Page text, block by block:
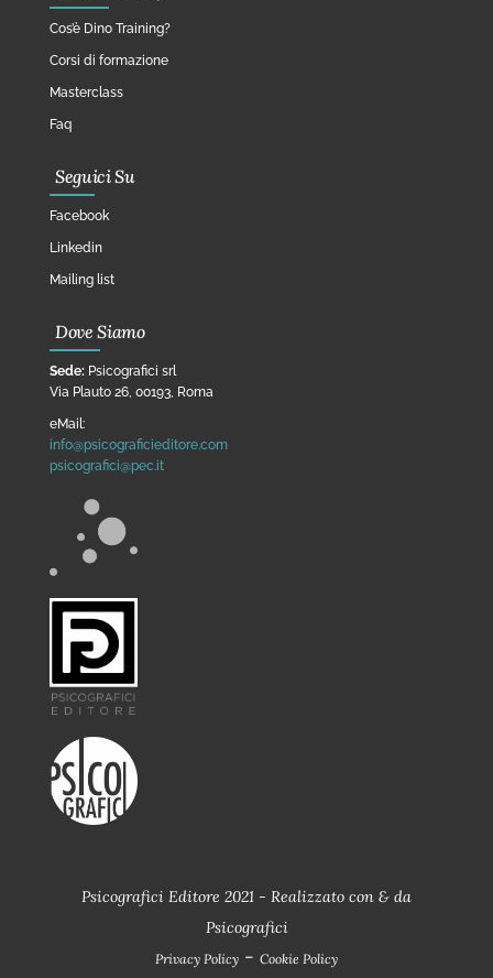
Cos’è Dino Training?
Corsi di formazione
Masterclass
Faq
Seguici Su
Facebook
Linkedin
Mailing list
Dove Siamo
Sede: Psicografici srl
Via Plauto 26, 00193, Roma
eMail:
info@psicograficieditore.com
psicografici@pec.it
Psicografici Editore 2021 - Realizzato con & da
Psicografici
Privacy Policy - Cookie Policy